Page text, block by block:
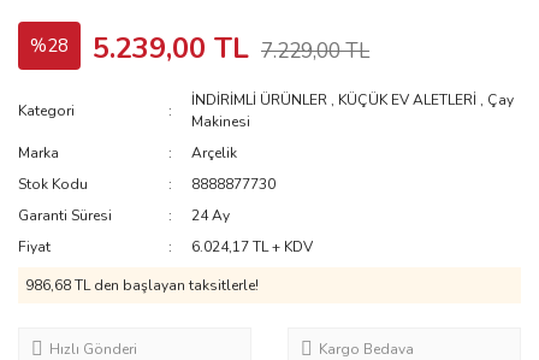
%28 5.239,00 TL 7.229,00 TL
Kategori
İNDİRİMLİ ÜRÜNLER , KÜÇÜK EV ALETLERİ , Çay
Makinesi
Marka
Arçelik
Stok Kodu
8888877730
Garanti Süresi
24 Ay
Fiyat
6.024,17 TL + KDV
986,68 TLden başlayan taksitlerle!
Hızlı Gönderi Kargo Bedava